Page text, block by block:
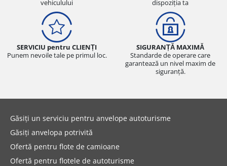
vehiculului
dispoziția ta
SERVICIU pentru CLIENȚI
Punem nevoile tale pe primul loc.
SIGURANȚĂ MAXIMĂ
Standarde de operare care
garantează un nivel maxim de
siguranță.
Găsiți un serviciu pentru anvelope autoturisme
Găsiți anvelopa potrivită
Ofertă pentru flote de camioane
Ofertă pentru flotele de autoturisme